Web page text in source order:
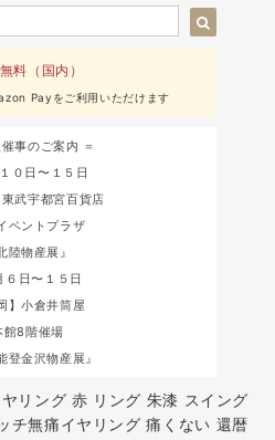
料（国内）
Payをご利用いただけます
事のご案内 ＝
０日〜１５日
東武宇都宮百貨店
ベントプラザ
陸物産展』
６日〜１５日
】小倉井筒屋
館8階催場
登金沢物産展』
リング 赤 リング 朱漆 スイング
チ無痛イヤリング 痛くない 還暦